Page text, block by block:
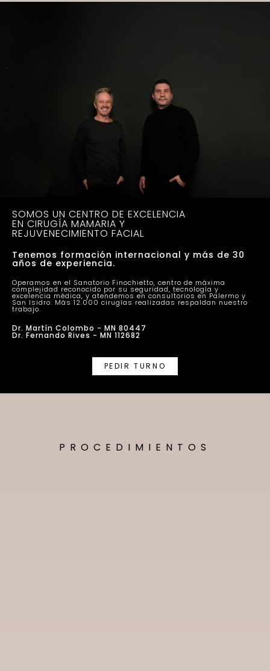
SOMOS UN CENTRO DE EXCELENCIA
EN CIRUGÍA MAMARIA Y
REJUVENECIMIENTO FACIAL
Tenemos formación internacional y más de 30
años de experiencia.
Operamos en el Sanatorio Finochietto, centro de máxima
complejidad reconocido por su seguridad, tecnología y
excelencia médica, y atendemos en consultorios en Palermo y
San Isidro. Más 12.000 cirugías realizadas respaldan nuestro
trabajo.
Dr. Martín Colombo - MN 80447
Dr. Fernando Rives - MN 112682
PEDIR TURNO
PROCEDIMIENTOS